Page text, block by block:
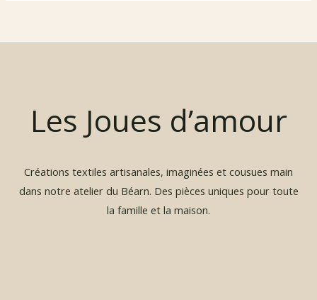
Les Joues d’amour
Créations textiles artisanales, imaginées et cousues main
dans notre atelier du Béarn. Des pièces uniques pour toute
la famille et la maison.